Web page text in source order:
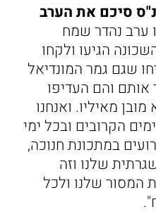
סיכם את הערב
ערב נהדר שמח
הגיעו ולקחו
שגם גמר המונדיאל
והם העדיפו
מאיליו. ואנחנו
הקרובים ובכל ימי
במתכונת חנוכה,
שלנו וזה
המסור שלנו ולכל